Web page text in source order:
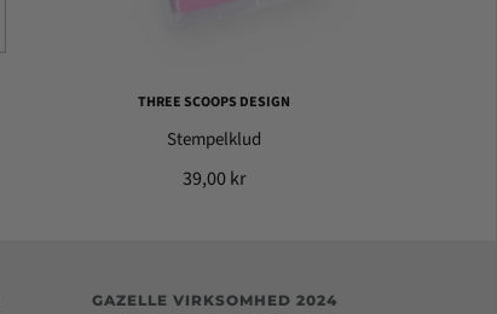
THREE SCOOPS DESIGN
Stempelklud
39,00 kr
GAZELLE VIRKSOMHED 2024